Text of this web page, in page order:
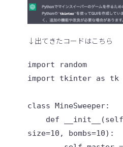
↓出てきたコードはこちら
import random
import tkinter as tk
class MineSweeper:
size=10, bombs=10):